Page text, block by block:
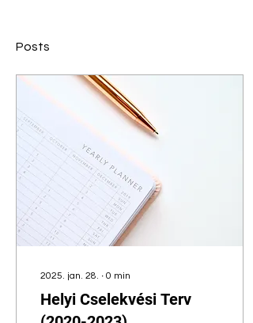
Posts
2025. jan. 28. ∙ 0 min
Helyi Cselekvési Terv